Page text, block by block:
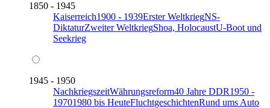
1850 - 1945
Kaiserreich1900 - 1939Erster WeltkriegNS-
DiktaturZweiter WeltkriegShoa, HolocaustU-Boot und
Seekrieg
1945 - 1950
NachkriegszeitWährungsreform40 Jahre DDR1950 -
19701980 bis HeuteFluchtgeschichtenRund ums Auto